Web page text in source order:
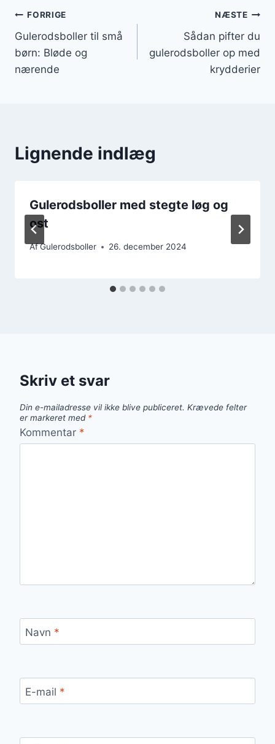
Indlægsnavigation
FORRIGE
Gulerodsboller til små
børn: Bløde og
nærende
NÆSTE
Sådan pifter du
gulerodsboller op med
krydderier
Lignende indlæg
Gulerodsboller med stegte løg og
ost
AfGulerodsboller 26. december 2024
Skriv et svar
Din e-mailadresse vil ikke blive publiceret. Krævede felter
er markeret med *
Kommentar *
Navn *
E-mail *